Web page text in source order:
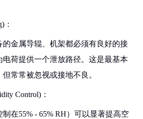
：
的金属导辊、机架都必须有良好的接
电荷提供一个泄放路径。这是最基本
常常被忽视或接地不良。
Control)：
在55% - 65% RH）可以显著提高空